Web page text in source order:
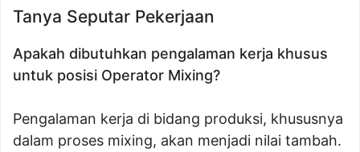
Tanya Seputar Pekerjaan
Apakah dibutuhkan pengalaman kerja khusus
untuk posisi Operator Mixing?
Pengalaman kerja di bidang produksi, khususnya
dalam proses mixing, akan menjadi nilai tambah.